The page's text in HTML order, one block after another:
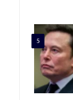
5